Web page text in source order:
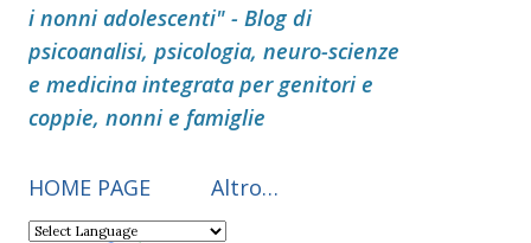
i nonni adolescenti" - Blog di
psicoanalisi, psicologia, neuro-scienze
e medicina integrata per genitori e
coppie, nonni e famiglie
HOME PAGE Altro…